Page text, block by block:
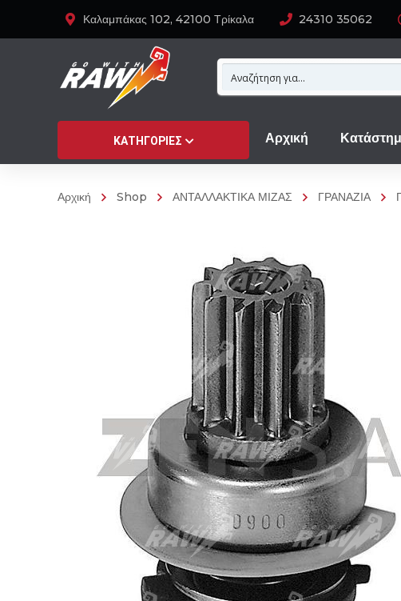
Καλαμπάκας 102, 42100 Τρίκαλα 24310 35062
ΚΑΤΗΓΟΡΊΕΣ Αρχική
Αρχική Shop ΑΝΤΑΛΛΑΚΤΙΚΑ ΜΙΖΑΣ ΓΡΑΝΑΖΙΑ